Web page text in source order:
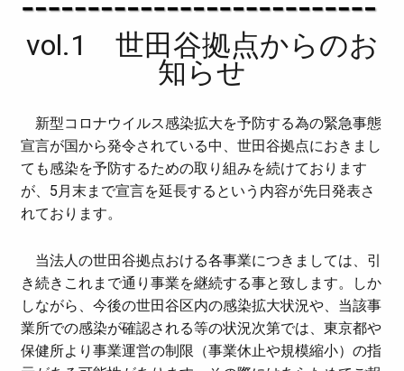
vol.1 世田谷拠点からのお
知らせ
新型コロナウイルス感染拡大を予防する為の緊急事態
宣言が国から発令されている中、世田谷拠点におきまし
ても感染を予防するための取り組みを続けております
が、5月末まで宣言を延長するという内容が先日発表さ
れております。
当法人の世田谷拠点おける各事業につきましては、引
き続きこれまで通り事業を継続する事と致します。しか
しながら、今後の世田谷区内の感染拡大状況や、当該事
業所での感染が確認される等の状況次第では、東京都や
保健所より事業運営の制限（事業休止や規模縮小）の指